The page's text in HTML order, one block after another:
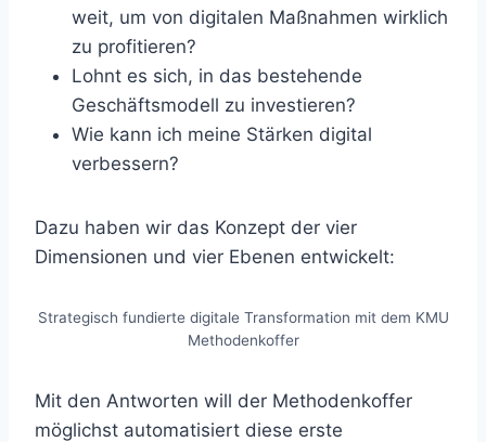
weit, um von digitalen Maßnahmen wirklich
zu profitieren?
Lohnt es sich, in das bestehende
Geschäftsmodell zu investieren?
Wie kann ich meine Stärken digital
verbessern?
Dazu haben wir das Konzept der vier
Dimensionen und vier Ebenen entwickelt:
Strategisch fundierte digitale Transformation mit dem KMU
Methodenkoffer
Mit den Antworten will der Methodenkoffer
möglichst automatisiert diese erste